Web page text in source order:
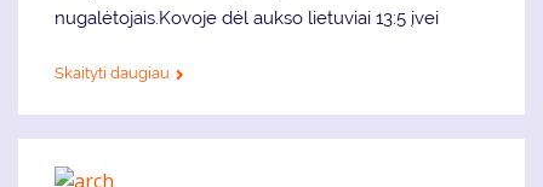
nugalėtojais.Kovoje dėl aukso lietuviai 13:5 įvei
Skaityti daugiau